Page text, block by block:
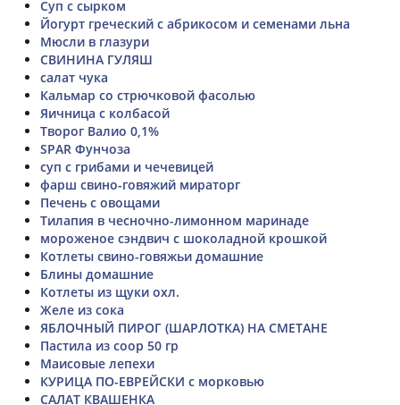
Суп с сырком
Йогурт греческий с абрикосом и семенами льна
Мюсли в глазури
СВИНИНА ГУЛЯШ
салат чука
Кальмар со стрючковой фасолью
Яичница с колбасой
Творог Валио 0,1%
SPAR Фунчоза
суп с грибами и чечевицей
фарш свино-говяжий мираторг
Печень с овощами
Тилапия в чесночно-лимонном маринаде
мороженое сэндвич с шоколадной крошкой
Котлеты свино-говяжьи домашние
Блины домашние
Котлеты из щуки охл.
Желе из сока
ЯБЛОЧНЫЙ ПИРОГ (ШАРЛОТКА) НА СМЕТАНЕ
Пастила из соор 50 гр
Маисовые лепехи
КУРИЦА ПО-ЕВРЕЙСКИ с морковью
САЛАТ КВАШЕНКА